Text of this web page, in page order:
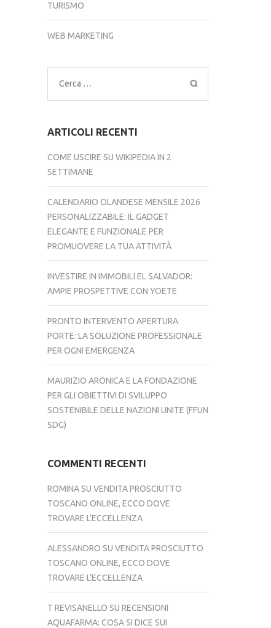
TURISMO
WEB MARKETING
Ricerca
per:
ARTICOLI RECENTI
COME USCIRE SU WIKIPEDIA IN 2
SETTIMANE
CALENDARIO OLANDESE MENSILE 2026
PERSONALIZZABILE: IL GADGET
ELEGANTE E FUNZIONALE PER
PROMUOVERE LA TUA ATTIVITÀ
INVESTIRE IN IMMOBILI EL SALVADOR:
AMPIE PROSPETTIVE CON YOETE
PRONTO INTERVENTO APERTURA
PORTE: LA SOLUZIONE PROFESSIONALE
PER OGNI EMERGENZA
MAURIZIO ARONICA E LA FONDAZIONE
PER GLI OBIETTIVI DI SVILUPPO
SOSTENIBILE DELLE NAZIONI UNITE (FFUN
SDG)
COMMENTI RECENTI
ROMINASU VENDITA PROSCIUTTO
TOSCANO ONLINE, ECCO DOVE
TROVARE L’ECCELLENZA
ALESSANDRO SU VENDITA PROSCIUTTO
TOSCANO ONLINE, ECCO DOVE
TROVARE L’ECCELLENZA
T REVISANELLO SU RECENSIONI
AQUAFARMA: COSA SI DICE SUI